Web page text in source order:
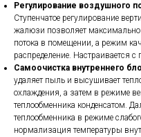
Регулирование воздушного
Ступенчатое регулирование
жалюзи позволяет максимально
потока в помещении, а режим
распределение. Настраивается
Самоочистка внутреннего
удаляет пыль и высушивает
охлаждения, а затем в режиме
теплообменника конденсатом.
теплообменника в режиме
нормализация температуры